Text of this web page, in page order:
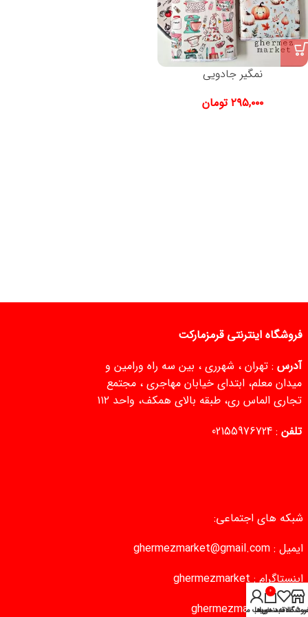
نمگیر جادویی
۲۹۵,۰۰۰ تومان
فروشگاه اینترنتی قرمزمارکت
آدرس : تهران ، شهرری ، بین سه راه ورامین و
میدان معلم، ابتدای خیابان مهاجری ، مجتمع
تجاری الماس ری، طبقه بالای همکف، واحد ۱۱۲
تلفن :
02155976724
شبکه های اجتماعی:
ایمیل : ghermezmarket@gmail.com
اینستاگرام :ghermezmarket
تلگرام :ghermezmarketعلاقه‌مندی‌ها
0
سبد خرید
حساب من